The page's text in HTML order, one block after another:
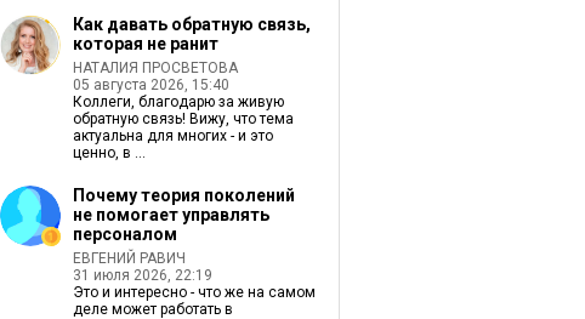
Как давать обратную связь,
которая не ранит
НАТАЛИЯ ПРОСВЕТОВА
05 августа 2026, 15:40
Коллеги, благодарю за живую
обратную связь! Вижу, что тема
актуальна для многих - и это
ценно, в ...
Почему теория поколений
не помогает управлять
персоналом
ЕВГЕНИЙ РАВИЧ
31 июля 2026, 22:19
Это и интересно - что же на самом
деле может работать в